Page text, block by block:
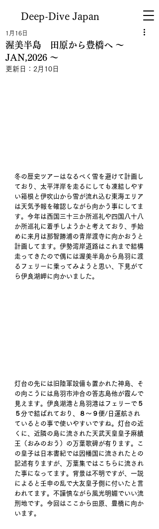
Deep-Dive Japan
渥美半島 田原から豊橋へ ～
JAN,2026 ～
1月16日
更新日： 2月10日
冬の歴史ツアーはなるべく雪を避けて計画し
ており、太平洋岸を走るにしても凍結しやす
い箱根と伊吹山から雪が流れ込む東海エリア
は天気予報を確認しながら向かう事にしてま
す。今年は西国三十三か所巡礼や四国八十八
か所巡礼に着手しようかと考えており、手始
めに来月は那智勝浦の青岸渡寺に向かおうと
計画してます。伊勢湾岸道路はこれまで結構
走ってきたので偶には渥美半島から鳥羽に渡
るフェリーに乗ってみようと思い、下見がて
ら伊良湖岬に向かいました。
灯台の先には旧陸軍設備も置かれた神島、そ
の向こうには鳥羽市沖合の答志島他が霞んで
見えます。伊良湖港と鳥羽港はフェリーで５
５分で結ばれており、８～９便/日運航され
ているとの事で使いやすいですね。灯台の近
くに、近隣の島に流された天武天皇皇子麻績
王（おみのおう）の万葉歌碑が有ります。こ
の皇子は日本書紀では因幡国に流されたとの
記述有りますが、万葉集ではこちらに流され
た事になってます。背景は不明ですが、一説
によると壬申の乱で大友皇子側に付いたと言
われてます。不謹慎ながら風光明媚でいい流
刑地です。今回はここから田原、豊橋に向か
います。